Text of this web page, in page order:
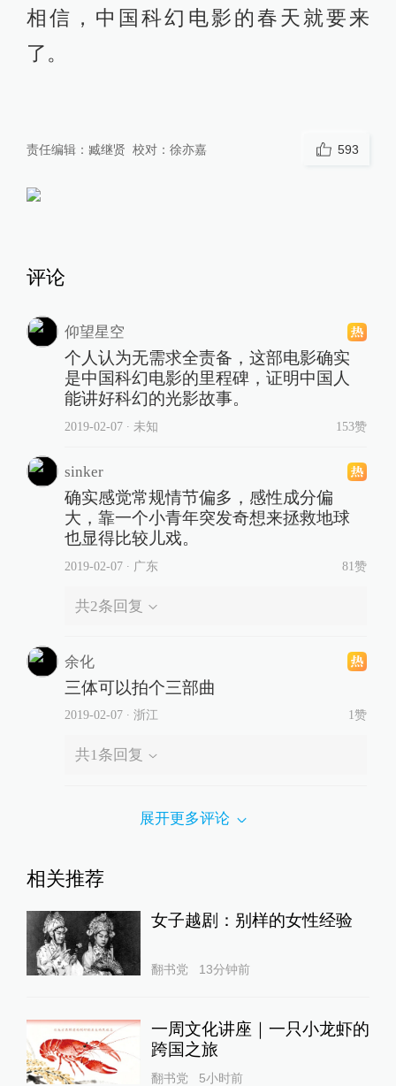
相信，中国科幻电影的春天就要来
了。
责任编辑： 臧继贤 校对： 徐亦嘉 593
评论
仰望星空
个人认为无需求全责备，这部电影确实
是中国科幻电影的里程碑，证明中国人
能讲好科幻的光影故事。
2019-02-07∙ 未知 153赞
sinker
确实感觉常规情节偏多，感性成分偏
大，靠一个小青年突发奇想来拯救地球
也显得比较儿戏。
2019-02-07∙ 广东 81赞
共2条回复
余化
三体可以拍个三部曲
2019-02-07∙ 浙江 1赞
共1条回复
展开更多评论
相关推荐
女子越剧：别样的女性经验
翻书党 13分钟前
一周文化讲座｜一只小龙虾的
跨国之旅
翻书党 5小时前